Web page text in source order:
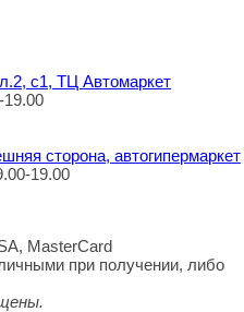
с1, ТЦ Автомаркет
19.00
сторона, автогипермаркет
19.00
при получении, либо